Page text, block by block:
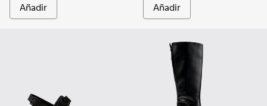
Añadir Añadir